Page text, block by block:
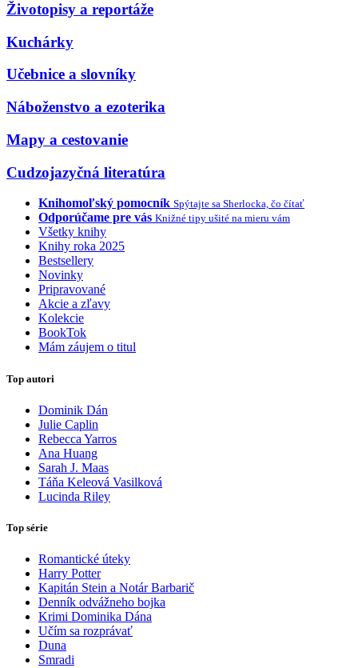
Životopisy a reportáže
Kuchárky
Učebnice a slovníky
Náboženstvo a ezoterika
Mapy a cestovanie
Cudzojazyčná literatúra
Knihomoľský pomocník Spýtajte sa Sherlocka, čo čítať
Odporúčame pre vás Knižné tipy ušité na mieru vám
Všetky knihy
Knihy roka 2025
Bestsellery
Novinky
Pripravované
Akcie a zľavy
Kolekcie
BookTok
Mám záujem o titul
Top autori
Dominik Dán
Julie Caplin
Rebecca Yarros
Ana Huang
Sarah J. Maas
Táňa Keleová Vasilková
Lucinda Riley
Top série
Romantické úteky
Harry Potter
Kapitán Stein a Notár Barbarič
Denník odvážneho bojka
Krimi Dominika Dána
Učím sa rozprávať
Duna
Smradi